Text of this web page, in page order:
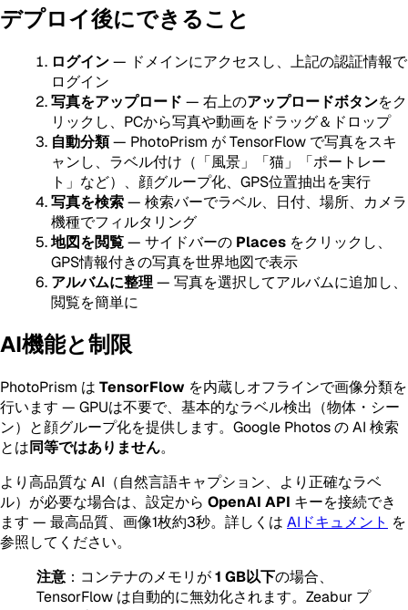
デプロイ後にできること
ログイン— ドメインにアクセスし、上記の認証情報で
ログイン
写真をアップロード — 右上のアップロードボタンをク
リックし、PCから写真や動画をドラッグ＆ドロップ
自動分類— PhotoPrism が TensorFlow で写真をスキ
ャンし、ラベル付け（「風景」「猫」「ポートレー
ト」など）、顔グループ化、GPS位置抽出を実行
写真を検索— 検索バーでラベル、日付、場所、カメラ
機種でフィルタリング
地図を閲覧— サイドバーの Places をクリックし、
GPS情報付きの写真を世界地図で表示
アルバムに整理 — 写真を選択してアルバムに追加し、
閲覧を簡単に
AI機能と制限
PhotoPrism は TensorFlow を内蔵しオフラインで画像分類を
行います — GPUは不要で、基本的なラベル検出（物体・シー
ン）と顔グループ化を提供します。Google Photos の AI 検索
とは同等ではありません。
より高品質な AI（自然言語キャプション、より正確なラベ
ル）が必要な場合は、設定から OpenAI API キーを接続でき
ます — 最高品質、画像1枚約3秒。詳しくは AIドキュメント を
参照してください。
注意：コンテナのメモリが1 GB以下の場合、
TensorFlow は自動的に無効化されます。Zeabur プ